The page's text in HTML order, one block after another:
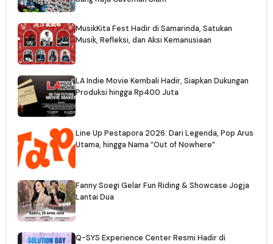
MusikKita Fest Hadir di Samarinda, Satukan
Musik, Refleksi, dan Aksi Kemanusiaan
LA Indie Movie Kembali Hadir, Siapkan Dukungan
Produksi hingga Rp400 Juta
Line Up Pestapora 2026: Dari Legenda, Pop Arus
Utama, hingga Nama “Out of Nowhere”
Fanny Soegi Gelar Fun Riding & Showcase Jogja
Lantai Dua
Q-SYS Experience Center Resmi Hadir di